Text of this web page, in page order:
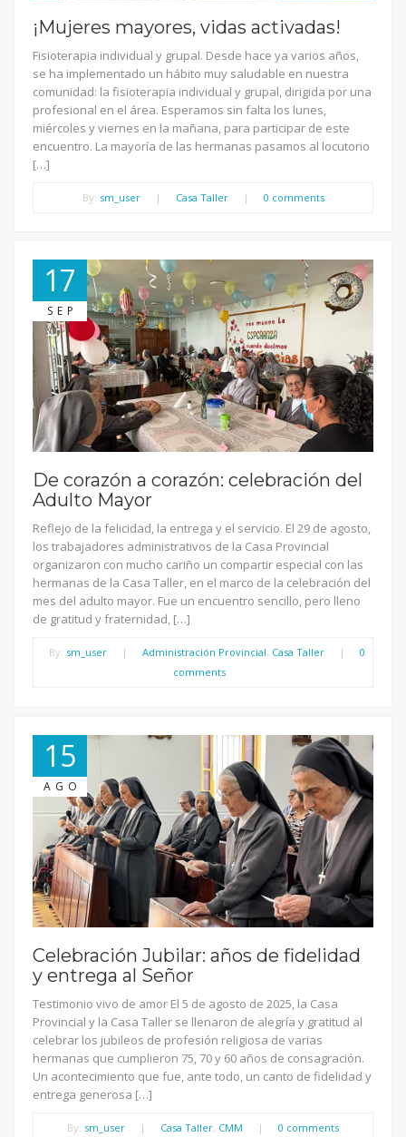
¡Mujeres mayores, vidas activadas!
Fisioterapia individual y grupal. Desde hace ya varios años,
se ha implementado un hábito muy saludable en nuestra
comunidad: la fisioterapia individual y grupal, dirigida por una
profesional en el área. Esperamos sin falta los lunes,
miércoles y viernes en la mañana, para participar de este
encuentro. La mayoría de las hermanas pasamos al locutorio
[…]
By: sm_user | Casa Taller | 0 comments
17
SEP
De corazón a corazón: celebración del
Adulto Mayor
Reflejo de la felicidad, la entrega y el servicio. El 29 de agosto,
los trabajadores administrativos de la Casa Provincial
organizaron con mucho cariño un compartir especial con las
hermanas de la Casa Taller, en el marco de la celebración del
mes del adulto mayor. Fue un encuentro sencillo, pero lleno
de gratitud y fraternidad, […]
By: sm_user | Administración Provincial, Casa Taller |
0
comments
15
AGO
Celebración Jubilar: años de fidelidad
y entrega al Señor
Testimonio vivo de amor El 5 de agosto de 2025, la Casa
Provincial y la Casa Taller se llenaron de alegría y gratitud al
celebrar los jubileos de profesión religiosa de varias
hermanas que cumplieron 75, 70 y 60 años de consagración.
Un acontecimiento que fue, ante todo, un canto de fidelidad y
entrega generosa […]
By: sm_user | Casa Taller, CMM | 0 comments